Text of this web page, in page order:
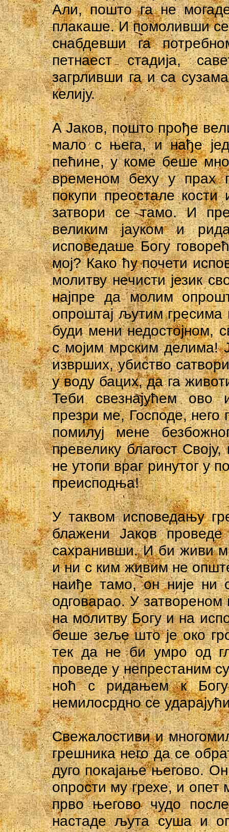
Али, пошто га не
плакаше. И помоливши се
снабдевши га
петнаест стадија,
загрливши га и са
келију.
А Јаков, пошто прође
мало с њега, и нађе
пећине, у коме беше
временом беху у прах
покупи преостале
затвори се тамо. И
великим јауком и
исповедаше Богу
мој? Како ћу почети
молитву нечисти језик
најпре да молим
опроштај љутим гресима
буди мени недостојном,
с мојим мрским делима!
изврших, убиство
у воду бацих, да га
Теби свезнајућем ово
презри ме, Господе,
помилуј мене
превелику благост
не утопи враг ринутог у
преисподња!
У таквом исповедању
блажени Јаков
сахранивши. И би живи
и ни с ким живим не
наиђе тамо, он није ни
одговарао. У затвореном
на молитву Богу и на
беше зеље што је око
тек да не би умро од
проведе у непрестаним
ноћ с ридањем к Богу
немилосрдно се
Свежалостиви и
грешника него да се
дуго покајање његово.
опрости му грехе, и опет
прво његово чудо
настаде љута суша и